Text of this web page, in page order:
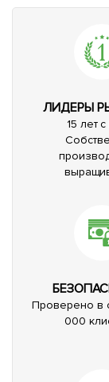
ЛИДЕРЫ
15 лет
Проверено в
000